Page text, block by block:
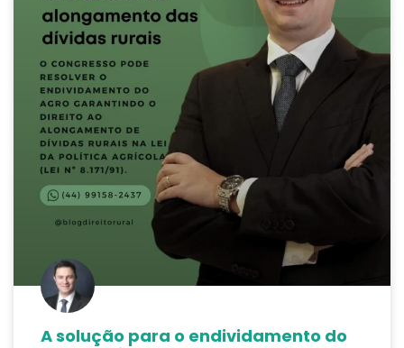
A solução para o endividamento do